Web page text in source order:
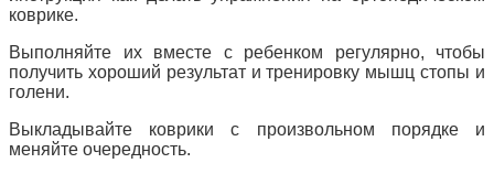
коврике.
Выполняйте их вместе с ребенком регулярно, чтобы
получить хороший результат и тренировку мышц стопы и
голени.
Выкладывайте коврики с произвольном порядке и
меняйте очередность.